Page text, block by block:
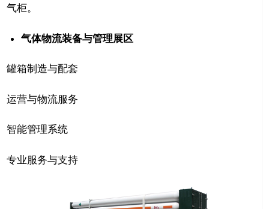
气柜。
气体物流装备与管理展区
罐箱制造与配套
运营与物流服务
智能管理系统
专业服务与支持